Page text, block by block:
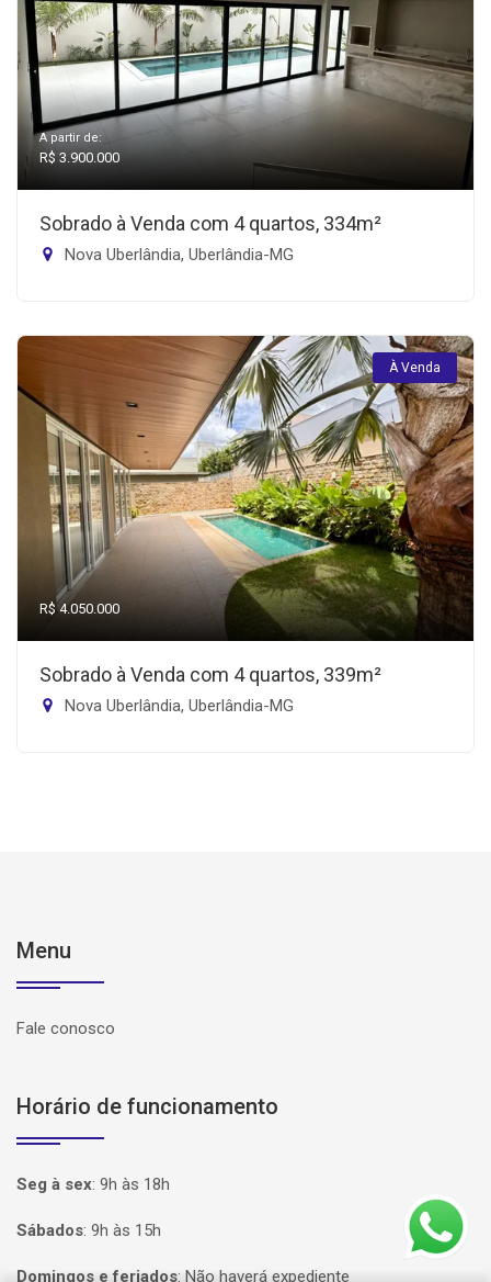
A partir de:
R$ 3.900.000
Sobrado à Venda com 4 quartos, 334m²
Nova Uberlândia, Uberlândia-MG
À Venda
R$ 4.050.000
Sobrado à Venda com 4 quartos, 339m²
Nova Uberlândia, Uberlândia-MG
Menu
Fale conosco
Horário de funcionamento
Seg à sex: 9h às 18h
Sábados: 9h às 15h
Domingos e feriados: Não haverá expediente